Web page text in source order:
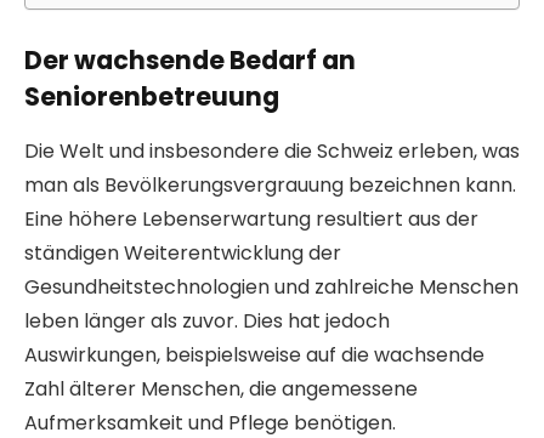
Der wachsende Bedarf an
Seniorenbetreuung
Die Welt und insbesondere die Schweiz erleben, was
man als Bevölkerungsvergrauung bezeichnen kann.
Eine höhere Lebenserwartung resultiert aus der
ständigen Weiterentwicklung der
Gesundheitstechnologien und zahlreiche Menschen
leben länger als zuvor. Dies hat jedoch
Auswirkungen, beispielsweise auf die wachsende
Zahl älterer Menschen, die angemessene
Aufmerksamkeit und Pflege benötigen.